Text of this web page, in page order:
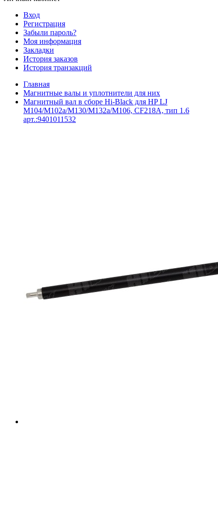
Вход
Регистрация
Забыли пароль?
Моя информация
Закладки
История заказов
История транзакций
Главная
Магнитные валы и уплотнители для них
Магнитный вал в сборе Hi-Black для HP LJ
M104/M102a/M130/M132a/M106, CF218A, тип 1.6
арт.:9401011532